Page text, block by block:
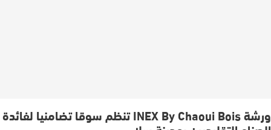
ورشة INEX By Chaoui Bois تنظم سوقا تضامنيا لفائدة